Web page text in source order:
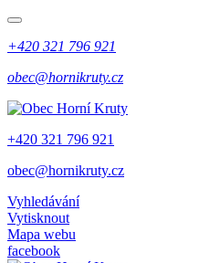
+420 321 796 921
obec@hornikruty.cz
+420 321 796 921
obec@hornikruty.cz
Vyhledávání
Vytisknout
Mapa webu
facebook